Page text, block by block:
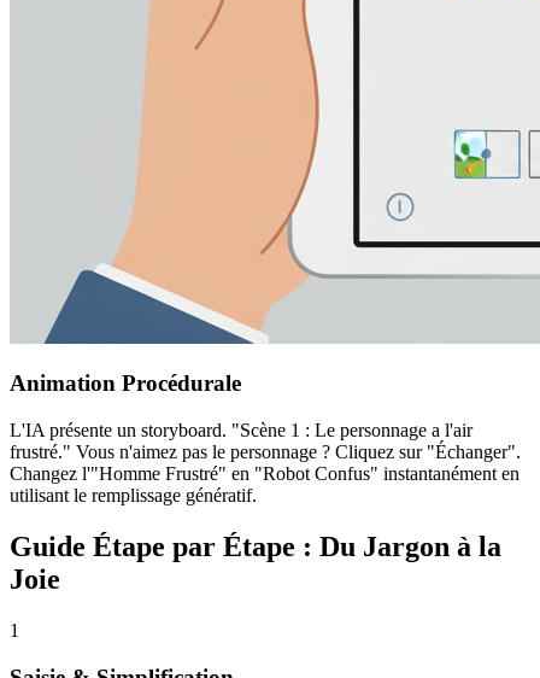
Animation Procédurale
L'IA présente un storyboard. "Scène 1 : Le personnage a l'air
frustré." Vous n'aimez pas le personnage ? Cliquez sur "Échanger".
Changez l'"Homme Frustré" en "Robot Confus" instantanément en
utilisant le remplissage génératif.
Guide Étape par Étape : Du Jargon à la
Joie
1